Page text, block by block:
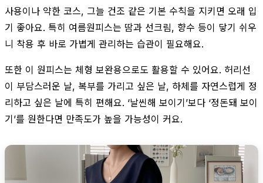
사용이나 약한 코스, 그늘 건조 같은 기본 수칙을 지키면 오래 입
기 좋아요. 특히 여름원피스는 땀과 선크림, 향수 등이 닿기 쉬우
니 착용 후 바로 가볍게 관리하는 습관이 필요해요.
또한 이 원피스는 체형 보완용으로도 활용할 수 있어요. 허리선
이 부담스러운 날, 복부를 가리고 싶은 날, 하체를 자연스럽게 정
리하고 싶은 날에 특히 편해요. ‘날씬해 보이기’보다 ‘정돈돼 보이
기’를 원한다면 만족도가 높을 가능성이 커요.